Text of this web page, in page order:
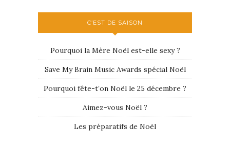
C’EST DE SAISON
Pourquoi la Mère Noël est-elle sexy ?
Save My Brain Music Awards spécial Noël
Pourquoi fête-t’on Noël le 25 décembre ?
Aimez-vous Noël ?
Les préparatifs de Noël